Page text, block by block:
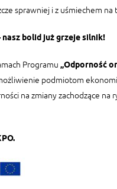
sprawniej i z uśmiechem
nasz bolid już grzeje silnik!
Programu „Odporność
podmiotom
na zmiany zachodzące